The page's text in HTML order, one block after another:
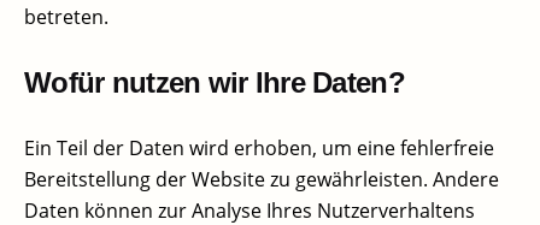
betreten.
Wofür nutzen wir Ihre Daten?
Ein Teil der Daten wird erhoben, um eine fehlerfreie
Bereitstellung der Website zu gewährleisten. Andere
Daten können zur Analyse Ihres Nutzerverhaltens